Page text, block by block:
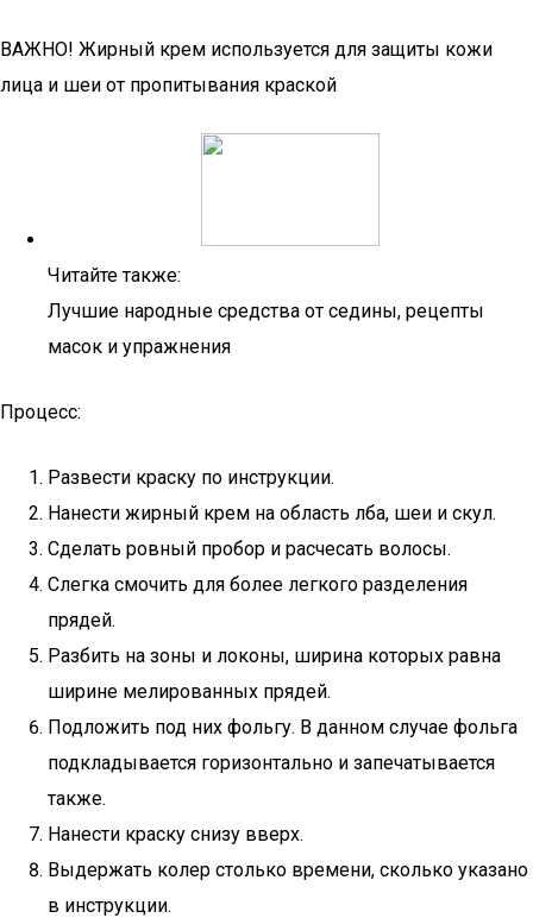
ВАЖНО! Жирный крем используется для защиты кожи
лица и шеи от пропитывания краской
Читайте также:
Лучшие народные средства от седины, рецепты
масок и упражнения
Процесс:
Развести краску по инструкции.
Нанести жирный крем на область лба, шеи и скул.
Сделать ровный пробор и расчесать волосы.
Слегка смочить для более легкого разделения
прядей.
Разбить на зоны и локоны, ширина которых равна
ширине мелированных прядей.
Подложить под них фольгу. В данном случае фольга
подкладывается горизонтально и запечатывается
также.
Нанести краску снизу вверх.
Выдержать колер столько времени, сколько указано
в инструкции.